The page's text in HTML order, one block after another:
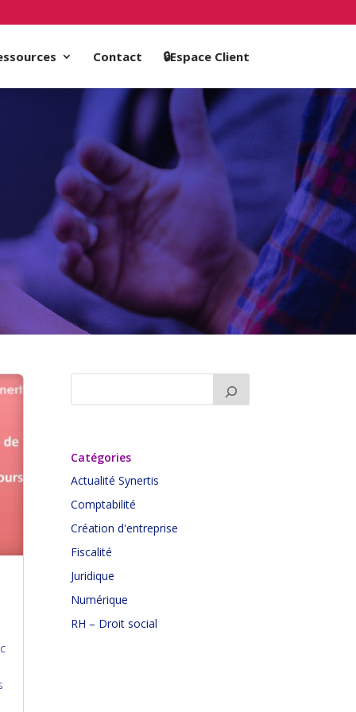
Contact 🔒Espace Client
Catégories
Actualité Synertis
Comptabilité
Création d'entreprise
Fiscalité
Juridique
Numérique
RH – Droit social